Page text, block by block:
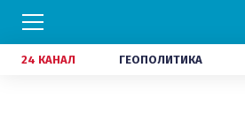
24 КАНАЛ ГЕОПОЛИТИКА